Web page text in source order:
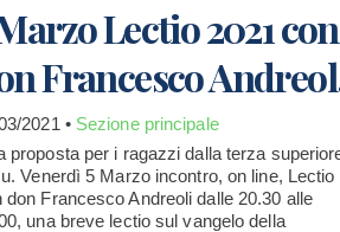
Lectio 2021 con
Francesco
2021 • Sezione principale
proposta per i ragazzi dalla terza
Venerdì 5 Marzo incontro, on line, Lectio
don Francesco Andreoli dalle 20.30 alle
una breve lectio sul vangelo della